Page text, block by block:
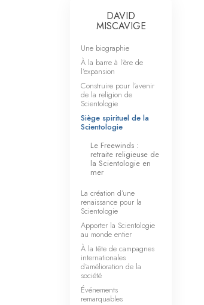
DAVID
MISCAVIGE
Une biographie
À la barre à l’ère de
l’expansion
Construire pour l’avenir
de la religion de
Scientologie
Siège spirituel de la
Scientologie
Le Freewinds :
retraite religieuse de
la Scientologie en
mer
La création d’une
renaissance pour la
Scientologie
Apporter la Scientologie
au monde entier
À la tête de campagnes
internationales
d’amélioration de la
société
Événements
remarquables